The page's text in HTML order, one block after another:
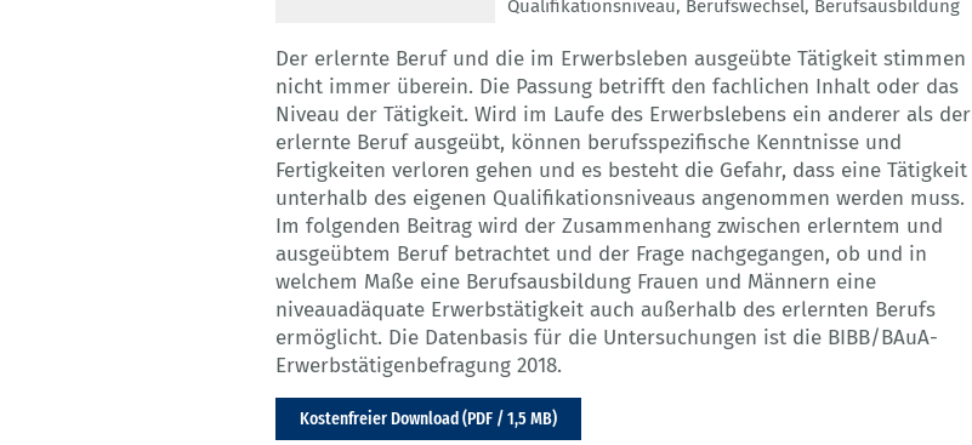
Qualifikationsniveau, Berufswechsel, Berufsausbildung
Der erlernte Beruf und die im Erwerbsleben ausgeübte Tätigkeit stimmen
nicht immer überein. Die Passung betrifft den fachlichen Inhalt oder das
Niveau der Tätigkeit. Wird im Laufe des Erwerbslebens ein anderer als der
erlernte Beruf ausgeübt, können berufsspezifische Kenntnisse und
Fertigkeiten verloren gehen und es besteht die Gefahr, dass eine Tätigkeit
unterhalb des eigenen Qualifikationsniveaus angenommen werden muss.
Im folgenden Beitrag wird der Zusammenhang zwischen erlerntem und
ausgeübtem Beruf betrachtet und der Frage nachgegangen, ob und in
welchem Maße eine Berufsausbildung Frauen und Männern eine
niveauadäquate Erwerbstätigkeit auch außerhalb des erlernten Berufs
ermöglicht. Die Datenbasis für die Untersuchungen ist die BIBB/BAuA-
Erwerbstätigenbefragung 2018.
Kostenfreier Download (PDF / 1,5 MB)